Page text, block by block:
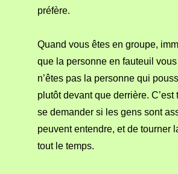
préfère.
Quand vous êtes en groupe,
que la personne en fauteuil
n’êtes pas la personne qui
plutôt devant que derrière. C’est
se demander si les gens sont
peuvent entendre, et de tourner
tout le temps.